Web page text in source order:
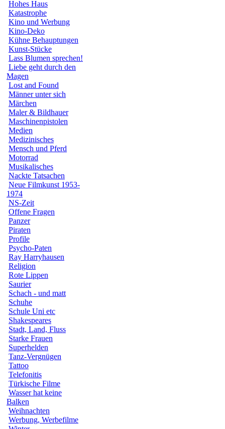
Hohes Haus
Katastrophe
Kino und Werbung
Kino-Deko
Kühne Behauptungen
Kunst-Stücke
Lass Blumen sprechen!
Liebe geht durch den
Magen
Lost and Found
Männer unter sich
Märchen
Maler & Bildhauer
Maschinenpistolen
Medien
Medizinisches
Mensch und Pferd
Motorrad
Musikalisches
Nackte Tatsachen
Neue Filmkunst 1953-
1974
NS-Zeit
Offene Fragen
Panzer
Piraten
Profile
Psycho-Paten
Ray Harryhausen
Religion
Rote Lippen
Saurier
Schach - und matt
Schuhe
Schule Uni etc
Shakespeares
Stadt, Land, Fluss
Starke Frauen
Superhelden
Tanz-Vergnügen
Tattoo
Telefonitis
Türkische Filme
Wasser hat keine
Balken
Weihnachten
Werbung, Werbefilme